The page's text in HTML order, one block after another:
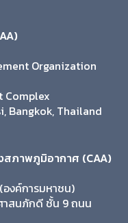
Organization
Complex
Bangkok, Thailand
สภาพภูมิอากาศ (CAA)
องค์การมหาชน)
าสนภักดี ชั้น 9 ถนน